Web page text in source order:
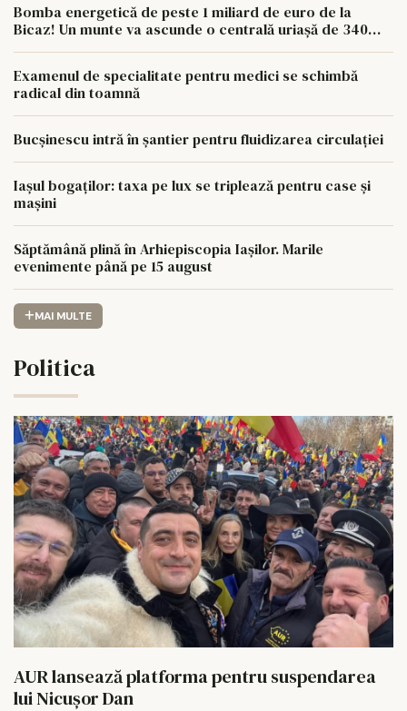
Bomba energetică de peste 1 miliard de euro de la
Bicaz! Un munte va ascunde o centrală uriașă de 340
Examenul de specialitate pentru medici se schimbă
radical din toamnă
Bucșinescu intră în șantier pentru fluidizarea circulației
Iașul bogaților: taxa pe lux se triplează pentru case și
mașini
Săptămână plină în Arhiepiscopia Iașilor. Marile
evenimente până pe 15 august
MAI MULTE
Politica
AUR lansează platforma pentru suspendarea
lui Nicușor Dan